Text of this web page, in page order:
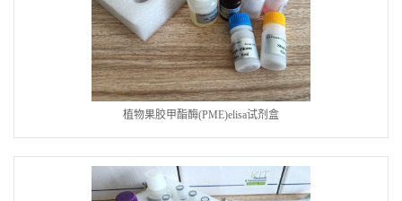
植物果胶甲酯酶(PME)elisa试剂盒